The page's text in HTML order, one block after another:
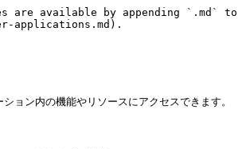
are available by appending `.md` to
applications.md).
ン内の機能やリソースにアクセスできます。